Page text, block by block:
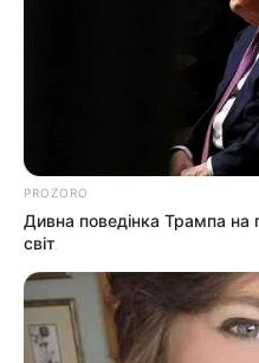
PROZORO
Дивна поведінка Трампа
світ